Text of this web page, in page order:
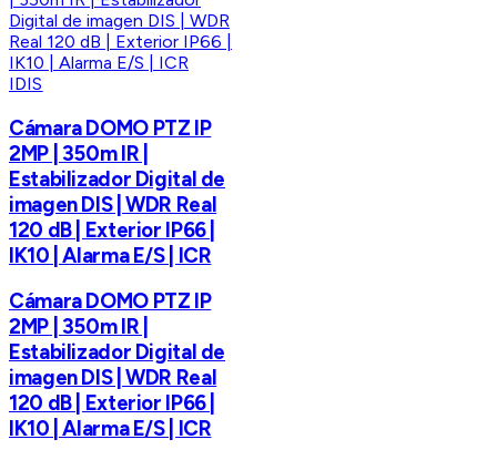
IDIS
Cámara DOMO PTZ IP
2MP | 350m IR |
Estabilizador Digital de
imagen DIS | WDR Real
120 dB | Exterior IP66 |
IK10 | Alarma E/S | ICR
Cámara DOMO PTZ IP
2MP | 350m IR |
Estabilizador Digital de
imagen DIS | WDR Real
120 dB | Exterior IP66 |
IK10 | Alarma E/S | ICR